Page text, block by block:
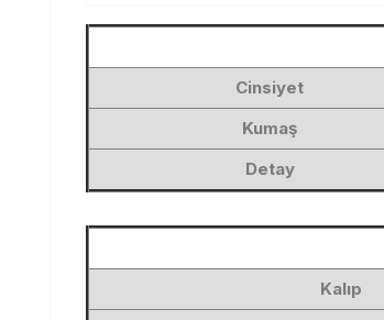
Cinsiyet
Kumaş
Detay
Kalıp